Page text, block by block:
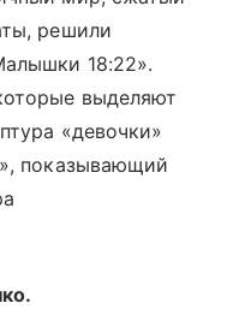
решили
18:22».
выделяют
«девочки»
показывающий